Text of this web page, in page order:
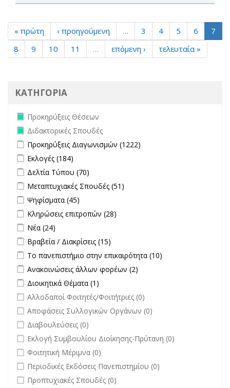
« πρώτη ‹ προηγούμενη … 3 4 5 6
7
8
9 10 11 … επόμενη › τελευταία »
ΚΑΤΗΓΟΡΙΑ
Remove Προκηρύξεις Θέσεων filter
Προκηρύξεις Θέσεων
Remove Διδακτορικές Σπουδές filter
Διδακτορικές Σπουδές
Apply Προκηρύξεις Διαγωνισμών filter
Προκηρύξεις Διαγωνισμών (1222)
Apply Εκλογές filter
Εκλογές (184)
Apply Δελτία Τύπου filter
Δελτία Τύπου (70)
Apply Μεταπτυχιακές Σπουδές filter
Μεταπτυχιακές Σπουδές (51)
Apply Ψηφίσματα filter
Ψηφίσματα (45)
Apply Κληρώσεις επιτροπών filter
Κληρώσεις επιτροπών (28)
Apply Νέα filter
Νέα (24)
Apply Βραβεία / Διακρίσεις filter
Βραβεία / Διακρίσεις (15)
Apply Το πανεπιστήμιο στην επικαιρότητα filter
Το πανεπιστήμιο στην επικαιρότητα (10)
Apply Ανακοινώσεις άλλων φορέων filter
Ανακοινώσεις άλλων φορέων (2)
Apply Διοικητικά Θέματα filter
Διοικητικά Θέματα (1)
undefined
Αλλοδαποί Φοιτητές/Φοιτήτριες (0)
undefined
Αποφάσεις Συλλογικών Οργάνων (0)
undefined
Διαβουλεύσεις (0)
undefined
Εκλογή Συμβουλίου Διοίκησης-Πρύτανη (0)
undefined
Φοιτητική Μέριμνα (0)
undefined
Περιοδικές Εκδόσεις Πανεπιστημίου (0)
undefined
Προπτυχιακές Σπουδές (0)